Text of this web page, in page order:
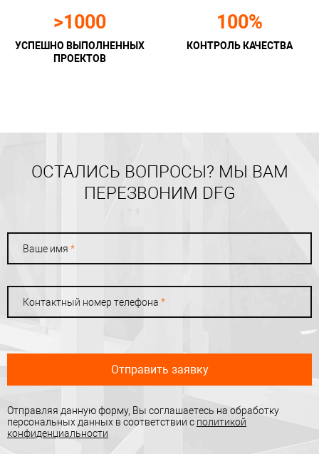
>1000
УСПЕШНО ВЫПОЛНЕННЫХ
ПРОЕКТОВ
100%
КОНТРОЛЬКАЧЕСТВА
ОСТАЛИСЬ ВОПРОСЫ? МЫ ВАМ
ПЕРЕЗВОНИМ DFG
Ваше имя *
Контактный номер телефона *
Отправить заявку
Отправляя данную форму, Вы соглашаетесь на обработку
персональных данных в соответствии с политикой
конфиденциальности